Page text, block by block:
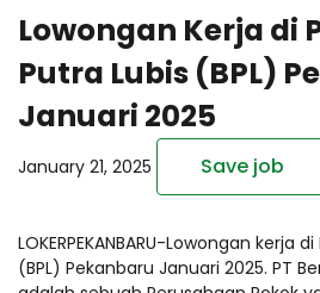
Lowongan Kerja di
Putra Lubis (BPL)
Januari 2025
January 21, 2025 Save job
LOKERPEKANBARU-Lowongan kerja
(BPL) Pekanbaru Januari 2025. PT